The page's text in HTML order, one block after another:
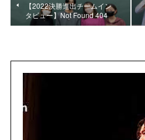
【2022決勝進出チームイン
タビュー】Not Found 404